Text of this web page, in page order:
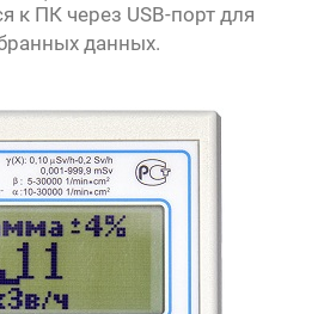
к ПК через USB-порт для
данных.